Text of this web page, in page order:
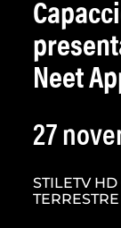
Neet
27
STILETV
TERRESTRE